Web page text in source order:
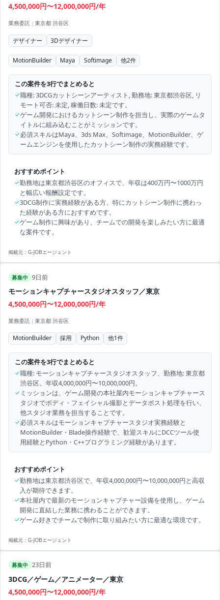
4,500,000円〜12,000,000円/年
業務委託 | 東京都 渋谷区
デザイナー 3Dデザイナー
MotionBuilder Maya Softimage 他2件
この案件を3行でまとめると
✓職種: 3DCGカットシーンアーティスト, 勤務地: 東京都渋谷区, リ
モート可否: 未定, 稼働日数: 未定です。
✓ゲーム開発におけるカットシーン制作を担当し、実際のゲームタ
イトルに組み込むことがミッションです。
✓必須スキルはMaya、3ds Max、Softimage、MotionBuilder、ゲ
ームエンジンを使用したカットシーン制作の実務経験です。
おすすめポイント
✓勤務地は東京都渋谷区のオフィスで、年収は400万円〜1000万円
と幅広い報酬設定です。
✓3DCG制作に実務経験がある方、特にカットシーン制作に携わっ
た経験がある方におすすめです。
✓ゲーム制作に興味があり、チームでの開発を楽しみたい方に最適
な案件です。
掲載元： G-JOBエージェント
募集中 9日前
モーションキャプチャースタジオスタッフ／東京
4,500,000円〜12,000,000円/年
業務委託 | 東京都 渋谷区
MotionBuilder 採用 Python 他1件
この案件を3行でまとめると
✓職種: モーションキャプチャースタジオスタッフ、勤務地: 東京都
渋谷区、年収4,000,000円〜10,000,000円。
✓ ミッションは、ゲーム開発の本社屋内モーションキャプチャース
タジオでボディ・フェイシャル撮影とデータポスト処理を行い、
他スタジオ業務を担当することです。
✓必須スキルはモーションキャプチャースタジオ実務経験と
MotionBuilder・Blade操作経験で、歓迎スキルにDCCツール使
用経験とPython・C++プログラミング経験があります。
おすすめポイント
✓勤務地は東京都渋谷区で、年収4,000,000円〜10,000,000円と高収
入が期待できます。
✓本社屋内で最新のモーションキャプチャー設備を使用し、ゲーム
開発に直結した業務に携わることができます。
✓ゲーム好きでチームで制作に取り組みたい方に最適な環境です。
掲載元： G-JOBエージェント
募集中 23日前
3DCG／ゲーム／アニメーター／東京
4,500,000円〜12,000,000円/年